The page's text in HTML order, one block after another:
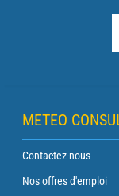
METEO
Contactez-nous
Nos offres d'emploi